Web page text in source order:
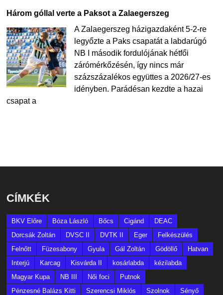
Három góllal verte a Paksot a Zalaegerszeg
A Zalaegerszeg házigazdaként 5-2-re
legyőzte a Paks csapatát a labdarúgó
NB I második fordulójának hétfői
zárómérkőzésén, így nincs már
százszázalékos együttes a 2026/27-es
idényben. Parádésan kezdte a hazai
csapat a
CÍMKÉK
BKV Előre Bóza László Bőcs Cigánd
DEAC
Dorcsák Zoltán
DVSC II DVTK II Eger
Felkészülés
Felnőtt
Füzesabony Gyula Gál Zoltán Gödöllő
Hatvan
Interjú
Karcag Kisvárda II kosárlabda
kézilabda
Magyar Kupa
NB III Női foci
Putnok
Pénzesné Balázs Kitti
Szerencsi Miklós Szolnok
Sényő